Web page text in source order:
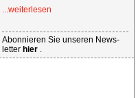
...weiterlesen
Abonnieren Sie unseren News-
letter hier .